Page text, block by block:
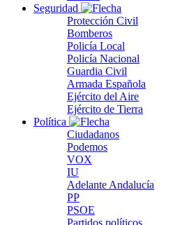
Seguridad
Protección Civil
Bomberos
Policía Local
Policía Nacional
Guardia Civil
Armada Española
Ejército del Aire
Ejército de Tierra
Política
Ciudadanos
Podemos
VOX
IU
Adelante Andalucía
PP
PSOE